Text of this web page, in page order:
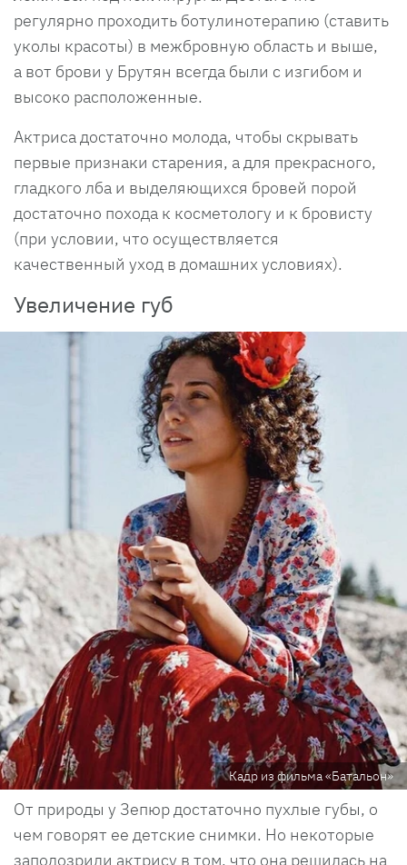
регулярно проходить ботулинотерапию (ставить
уколы красоты) в межбровную область и выше,
а вот брови у Брутян всегда были с изгибом и
высоко расположенные.
Актриса достаточно молода, чтобы скрывать
первые признаки старения, а для прекрасного,
гладкого лба и выделяющихся бровей порой
достаточно похода к косметологу и к бровисту
(при условии, что осуществляется
качественный уход в домашних условиях).
Увеличение губ
Кадр из фильма «Батальон»
От природы у Зепюр достаточно пухлые губы, о
чем говорят ее детские снимки. Но некоторые
заподозрили актрису в том, что она решилась на